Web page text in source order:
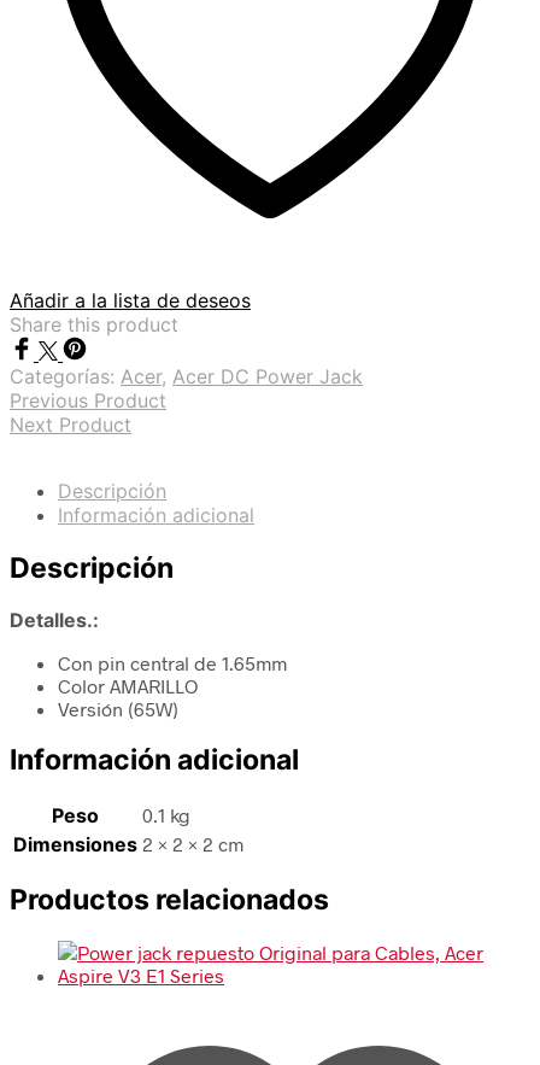
Añadir a la lista de deseos
Share this product
Categorías: Acer, Acer DC Power Jack
Previous Product
Next Product
Descripción
Información adicional
Descripción
Detalles.:
Con pin central de 1.65mm
Color AMARILLO
Versión (65W)
Información adicional
Peso 0.1 kg
Dimensiones 2 × 2 × 2 cm
Productos relacionados